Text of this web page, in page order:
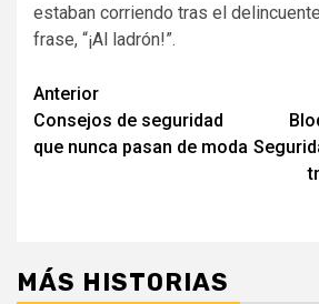
estaban corriendo tras el
frase, “¡Al ladrón!”.
Navegación
de
entradas
Anterior
Consejos de seguridad
que nunca pasan de moda
MÁS HISTORIAS